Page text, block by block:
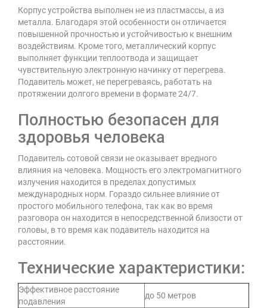
Корпус устройства выполнен не из пластмассы, а из
металла. Благодаря этой особенности он отличается
повышенной прочностью и устойчивостью к внешним
воздействиям. Кроме того, металлический корпус
выполняет функции теплоотвода и защищает
чувствительную электронную начинку от перегрева.
Подавитель может, не перегреваясь, работать на
протяжении долгого времени в формате 24/7.
Полностью безопасен для
здоровья человека
Подавитель сотовой связи не оказывает вредного
влияния на человека. Мощность его электромагнитного
излучения находится в пределах допустимых
международных норм. Гораздо сильнее влияние от
простого мобильного телефона, так как во время
разговора он находится в непосредственной близости от
головы, в то время как подавитель находится на
расстоянии.
Технические характеристики:
Эффективное расстояние
подавления
до 50 метров